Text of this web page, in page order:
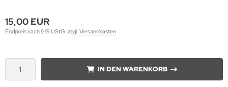
15,00 EUR
Endpreis nach § 19 UStG. zzgl. Versandkosten
IN DEN WARENKORB